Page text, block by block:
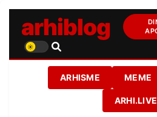
arhiblog
ARHISME MEME
ARHI.LIVE